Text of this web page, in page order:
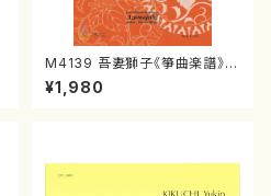
M4139 吾妻獅子《箏曲楽譜》
（箏/宮城道雄著・宮城宗家監修/
箏曲古典楽譜）
¥1,980